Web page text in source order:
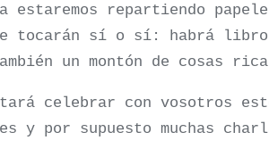
repartiendo
tocarán sí o sí: habrá
un montón de cosas
celebrar con vosotros
y por supuesto muchas